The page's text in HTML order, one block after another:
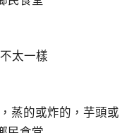
太一樣